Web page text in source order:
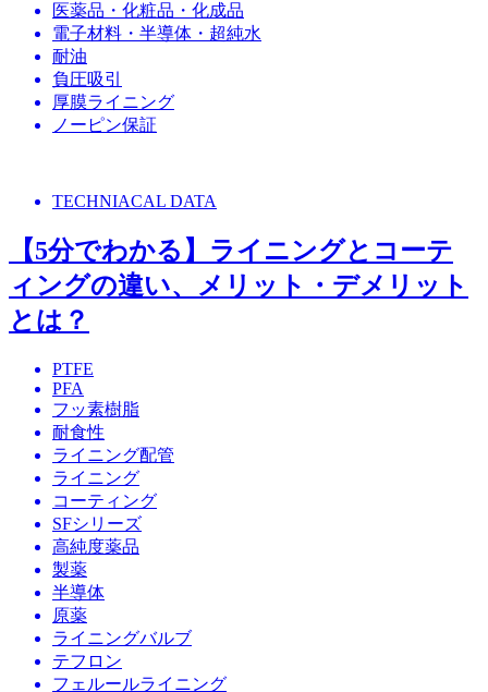
医薬品・化粧品・化成品
電子材料・半導体・超純水
耐油
負圧吸引
厚膜ライニング
ノーピン保証
TECHNIACAL DATA
【5分でわかる】ライニングとコーテ
ィングの違い、メリット・デメリット
とは？
PTFE
PFA
フッ素樹脂
耐食性
ライニング配管
ライニング
コーティング
SFシリーズ
高純度薬品
製薬
半導体
原薬
ライニングバルブ
テフロン
フェルールライニング